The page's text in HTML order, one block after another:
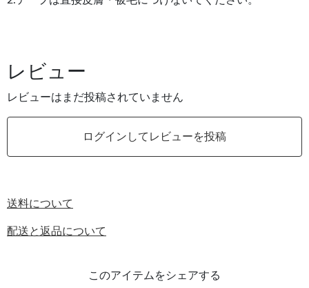
レビュー
レビューはまだ投稿されていません
ログインしてレビューを投稿
送料について
配送と返品について
このアイテムをシェアする